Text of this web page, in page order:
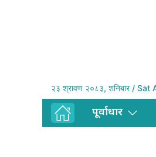
२३ श्रावण २०८३, शनिबार /
पूर्वाधार